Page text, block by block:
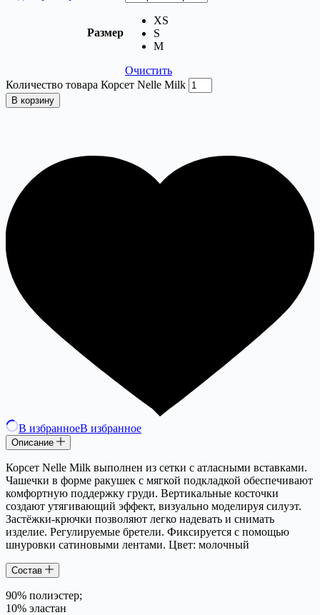
Размер
XS
S
M
Очистить
Количество товара Корсет Nelle Milk
В корзину
В избранноеВ избранное
Описание
Корсет Nelle Milk выполнен из сетки с атласными вставками.
Чашечки в форме ракушек с мягкой подкладкой обеспечивают
комфортную поддержку груди. Вертикальные косточки
создают утягивающий эффект, визуально моделируя силуэт.
Застёжки-крючки позволяют легко надевать и снимать
изделие. Регулируемые бретели. Фиксируется с помощью
шнуровки сатиновыми лентами. Цвет: молочный
Состав
90% полиэстер;
10% эластан